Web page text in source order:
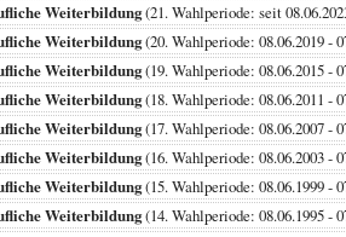
Weiterbildung(21. Wahlperiode: seit
Weiterbildung(20. Wahlperiode:
Weiterbildung(19. Wahlperiode:
Weiterbildung(18. Wahlperiode:
Weiterbildung(17. Wahlperiode:
Weiterbildung(16. Wahlperiode:
Weiterbildung(15. Wahlperiode:
Weiterbildung(14. Wahlperiode: